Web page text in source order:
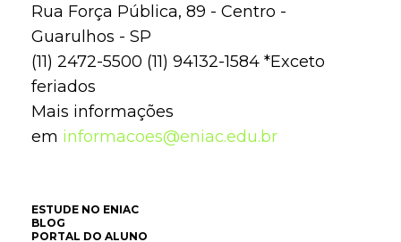
Rua Força Pública, 89 - Centro -
Guarulhos - SP
(11) 2472-5500 (11) 94132-1584 *Exceto
feriados
Mais informações
em informacoes@eniac.edu.br
ESTUDE NO ENIAC
BLOG
PORTAL DO ALUNO